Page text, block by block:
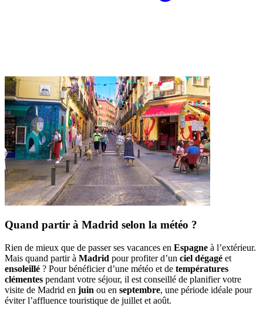
Quand partir à Madrid selon la météo ?
Rien de mieux que de passer ses vacances en Espagne à l’extérieur.
Mais quand partir à Madrid pour profiter d’un ciel dégagé et
ensoleillé ? Pour bénéficier d’une météo et de températures
clémentes pendant votre séjour, il est conseillé de planifier votre
visite de Madrid en juin ou en septembre, une période idéale pour
éviter l’affluence touristique de juillet et août.